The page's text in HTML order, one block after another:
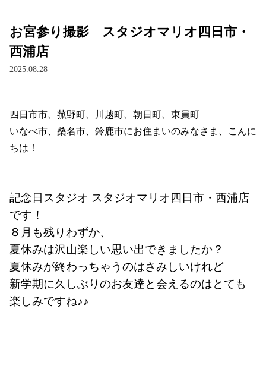
お宮参り撮影 スタジオマリオ四日市・
西浦店
2025.08.28
四日市市、菰野町、川越町、朝日町、東員町
いなべ市、桑名市、鈴鹿市にお住まいのみなさま、こんに
ちは！
記念日スタジオ スタジオマリオ四日市・西浦店
です！
８月も残りわずか、
夏休みは沢山楽しい思い出できましたか？
夏休みが終わっちゃうのはさみしいけれど
新学期に久しぶりのお友達と会えるのはとても
楽しみですね♪♪